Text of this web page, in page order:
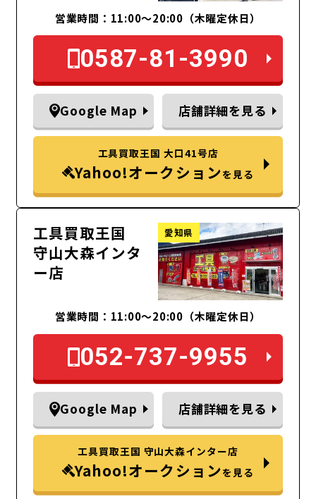
営業時間：11:00～20:00（木曜定休日）
0587-81-3990
Google Map 店舗詳細を見る
工具買取王国 大口41号店
Yahoo!オークションを見る
工具買取王国
守山大森インタ
ー店
愛知県
営業時間：11:00～20:00（木曜定休日）
052-737-9955
Google Map 店舗詳細を見る
工具買取王国 守山大森インター店
Yahoo!オークションを見る